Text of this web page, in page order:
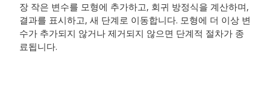
장 작은 변수를 모형에 추가하고, 회귀 방정식을 계산하며,
결과를 표시하고, 새 단계로 이동합니다. 모형에 더 이상 변
수가 추가되지 않거나 제거되지 않으면 단계적 절차가 종
료됩니다.